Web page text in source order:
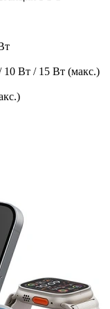
10 Вт / 15 Вт (макс.)